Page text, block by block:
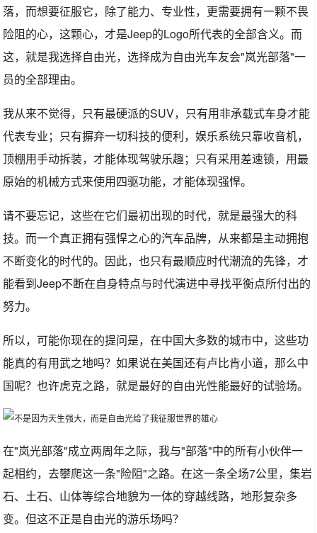
落，而想要征服它，除了能力、专业性，更需要拥有一颗不畏
险阻的心，这颗心，才是Jeep的Logo所代表的全部含义。而
这，就是我选择自由光，选择成为自由光车友会"岚光部落"一
员的全部理由。
我从来不觉得，只有最硬派的SUV，只有用非承载式车身才能
代表专业；只有摒弃一切科技的便利，娱乐系统只靠收音机，
顶棚用手动拆装，才能体现驾驶乐趣；只有采用差速锁，用最
原始的机械方式来使用四驱功能，才能体现强悍。
请不要忘记，这些在它们最初出现的时代，就是最强大的科
技。而一个真正拥有强悍之心的汽车品牌，从来都是主动拥抱
不断变化的时代的。因此，也只有最顺应时代潮流的先锋，才
能看到Jeep不断在自身特点与时代演进中寻找平衡点所付出的
努力。
所以，可能你现在的提问是，在中国大多数的城市中，这些功
能真的有用武之地吗？如果说在美国还有卢比肯小道，那么中
国呢？也许虎克之路，就是最好的自由光性能最好的试验场。
在"岚光部落"成立两周年之际，我与"部落"中的所有小伙伴一
起相约，去攀爬这一条"险阻"之路。在这一条全场7公里，集岩
石、土石、山体等综合地貌为一体的穿越线路，地形复杂多
变。但这不正是自由光的游乐场吗？